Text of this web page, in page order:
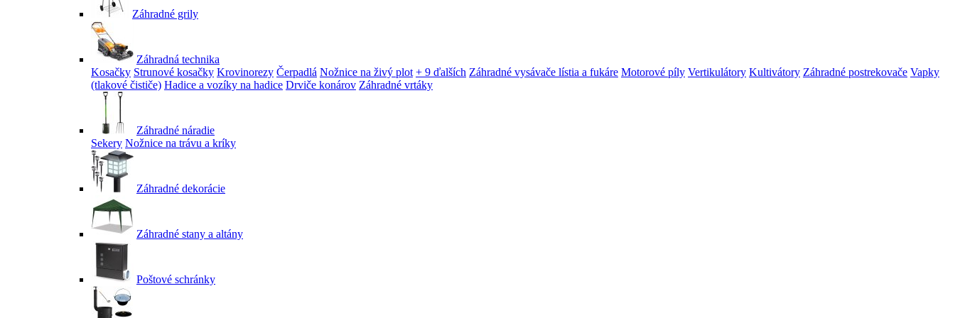
Záhradné grily
Záhradná technika
Kosačky Strunové kosačky Krovinorezy Čerpadlá Nožnice na živý plot + 9 ďalších Záhradné vysávače lístia a fukáre Motorové píly Vertikulátory Kultivátory Záhradné postrekovače Vapky
(tlakové čističe) Hadice a vozíky na hadice Drviče konárov Záhradné vrtáky
Záhradné náradie
Sekery Nožnice na trávu a kríky
Záhradné dekorácie
Záhradné stany a altány
Poštové schránky